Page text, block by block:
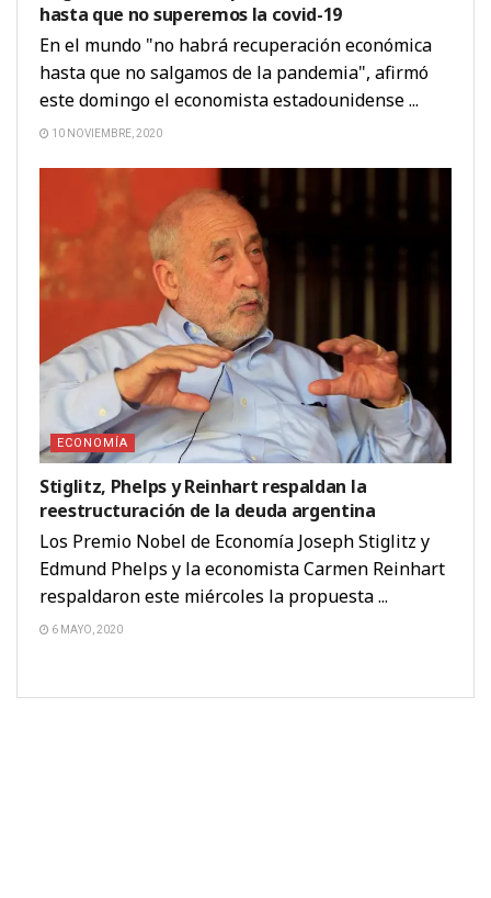
hasta que no superemos la covid-19
En el mundo "no habrá recuperación económica
hasta que no salgamos de la pandemia", afirmó
este domingo el economista estadounidense ...
10 NOVIEMBRE, 2020
ECONOMÍA
Stiglitz, Phelps y Reinhart respaldan la
reestructuración de la deuda argentina
Los Premio Nobel de Economía Joseph Stiglitz y
Edmund Phelps y la economista Carmen Reinhart
respaldaron este miércoles la propuesta ...
6 MAYO, 2020